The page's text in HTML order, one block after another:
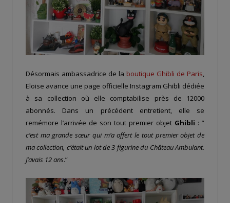
Désormais ambassadrice de la boutique Ghibli de Paris,
Eloise avance une page officielle Instagram Ghibli dédiée
à sa collection où elle comptabilise près de 12000
abonnés. Dans un précédent entretient, elle se
remémore l’arrivée de son tout premier objet Ghibli : ”
c’est ma grande sœur qui m’a offert le tout premier objet de
ma collection, c’était un lot de 3 figurine du Château Ambulant.
J’avais 12 ans.”